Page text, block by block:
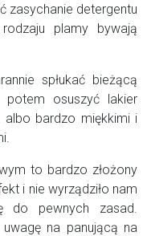
zasychanie detergentu
plamy bywają
spłukać bieżącą
potem osuszyć lakier
albo bardzo miękkimi i
to bardzo złożony
i nie wyrządziło nam
do pewnych zasad.
na panującą na